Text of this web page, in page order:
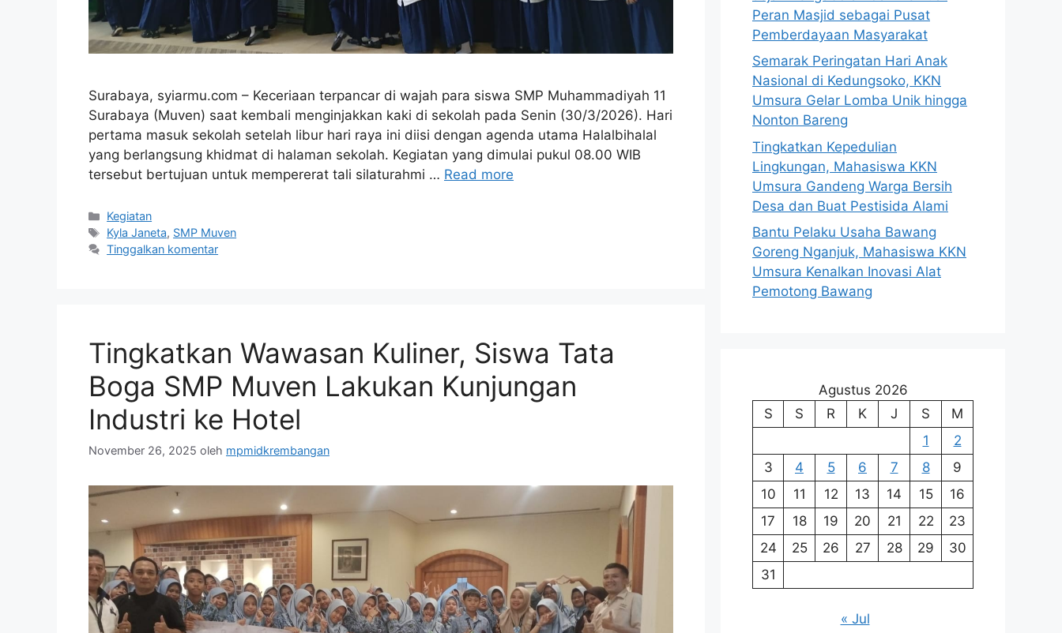
Surabaya, syiarmu.com – Keceriaan terpancar di wajah para siswa SMP Muhammadiyah 11
Surabaya (Muven) saat kembali menginjakkan kaki di sekolah pada Senin (30/3/2026). Hari
pertama masuk sekolah setelah libur hari raya ini diisi dengan agenda utama Halalbihalal
yang berlangsung khidmat di halaman sekolah. Kegiatan yang dimulai pukul 08.00 WIB
tersebut bertujuan untuk mempererat tali silaturahmi … Read more
Kategori
Kegiatan
Tag
Kyla Janeta, SMP Muven
Tinggalkan komentar
Tingkatkan Wawasan Kuliner, Siswa Tata
Boga SMP Muven Lakukan Kunjungan
Industri ke Hotel
November 26, 2025 oleh mpmidkrembangan
Peran Masjid sebagai Pusat
Pemberdayaan Masyarakat
Semarak Peringatan Hari Anak
Nasional di Kedungsoko, KKN
Umsura Gelar Lomba Unik hingga
Nonton Bareng
Tingkatkan Kepedulian
Lingkungan, Mahasiswa KKN
Umsura Gandeng Warga Bersih
Desa dan Buat Pestisida Alami
Bantu Pelaku Usaha Bawang
Goreng Nganjuk, Mahasiswa KKN
Umsura Kenalkan Inovasi Alat
Pemotong Bawang
Agustus 2026
S
S R K J S
M
1
2
3
4 5 6 7 8
9
10
11 12 13 14 15
16
17
18 19 20 21 22
23
24
25 26 27 28 29
30
31
« Jul